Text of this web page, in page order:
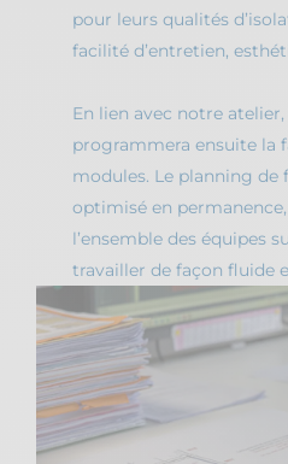
pour leurs qualités
facilité d’entretien,
En lien avec notre
programmera ensuite la
modules. Le planning de
optimisé en
l’ensemble des équipes
travailler de façon fluide